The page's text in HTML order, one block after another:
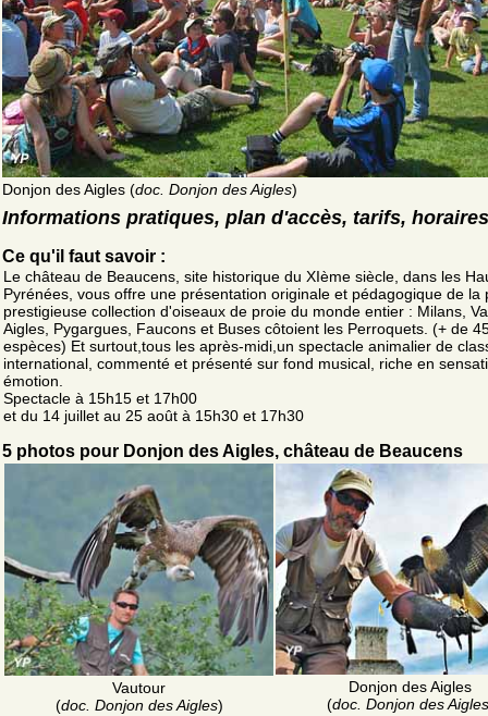
Donjon des Aigles (doc. Donjon des Aigles)
Informations pratiques, plan d'accès, tarifs, horaires
Ce qu'il faut savoir :
Le château de Beaucens, site historique du XIème siècle, dans les
Pyrénées, vous offre une présentation originale et pédagogique de la
prestigieuse collection d'oiseaux de proie du monde entier : Milans,
Aigles, Pygargues, Faucons et Buses côtoient les Perroquets. (+ de
espèces) Et surtout,tous les après-midi,un spectacle animalier de
international, commenté et présenté sur fond musical, riche en
émotion.
Spectacle à 15h15 et 17h00
et du 14 juillet au 25 août à 15h30 et 17h30
5 photos pour Donjon des Aigles, château de Beaucens
Vautour
(doc. Donjon des Aigles)
Donjon des Aigles
(doc. Donjon des Aigles